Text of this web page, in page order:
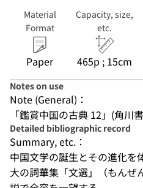
Material
Format
Paper
Capacity, size,
etc.
465p ; 15cm
Notes on use
Note (General)：
「鑑賞中国の古典 12」(角川
Detailed bibliographic record
Summary, etc.：
中国文学の誕生とその進化を
大の詞華集「文選」（もんぜ